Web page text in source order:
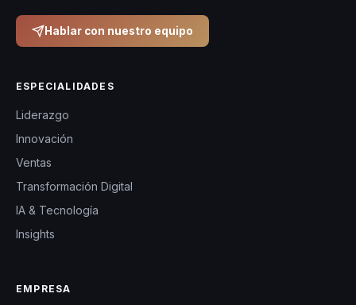
Hablar con nuestro equipo
ESPECIALIDADES
Liderazgo
Innovación
Ventas
Transformación Digital
IA & Tecnología
Insights
EMPRESA